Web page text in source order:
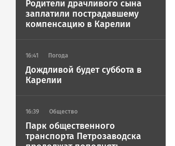
Родители драчливого сына
заплатили пострадавшему
компенсацию в Карелии
16:41 Погода
Дождливой будет суббота в
Карелии
16:39 Общество
Парк общественного
транспорта Петрозаводска